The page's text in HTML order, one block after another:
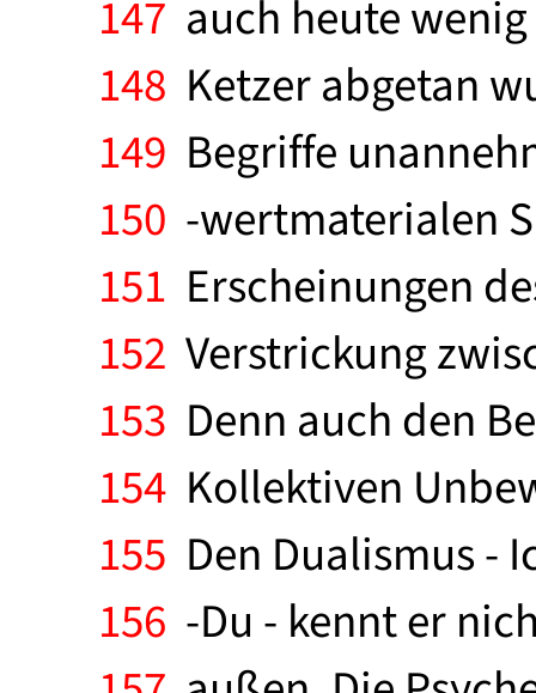
147 auch heute
148 Ketzer abgetan
149 Begriffe
150 -wertmaterialen
151 Erscheinungen
152 Verstrickung
153 Denn auch den
154 Kollektiven
155 Den Dualismus -
156 -Du - kennt er